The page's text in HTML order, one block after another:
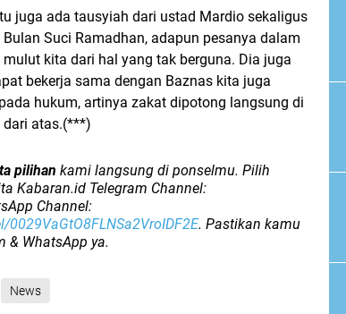
juga ada tausyiah dari ustad Mardio sekaligus
Suci Ramadhan, adapun pesanya dalam
kita dari hal yang tak berguna. Dia juga
bekerja sama dengan Baznas kita juga
hukum, artinya zakat dipotong langsung di
dari atas.(***)
pilihan kami langsung di ponselmu. Pilih
Kabaran.id Telegram Channel:
Channel:
. Pastikan kamu
& WhatsApp ya.
News